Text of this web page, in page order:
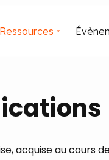
Ressources
acquise au cours